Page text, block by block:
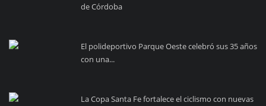
de Córdoba
El polideportivo Parque Oeste celebró sus 35 años
con una...
La Copa Santa Fe fortalece el ciclismo con nuevas